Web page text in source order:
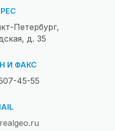
Петербург,
д. 35
И ФАКС
45-55